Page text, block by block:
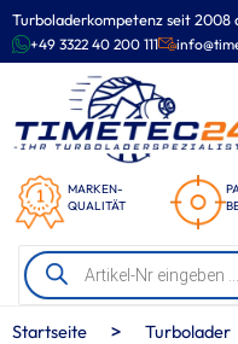
Turboladerkompetenz seit 2008
+49 3322 40 200 111
MARKEN-
QUALITÄT
Products
search
Zum
Inhalt
springen
Startseite > Turbolader